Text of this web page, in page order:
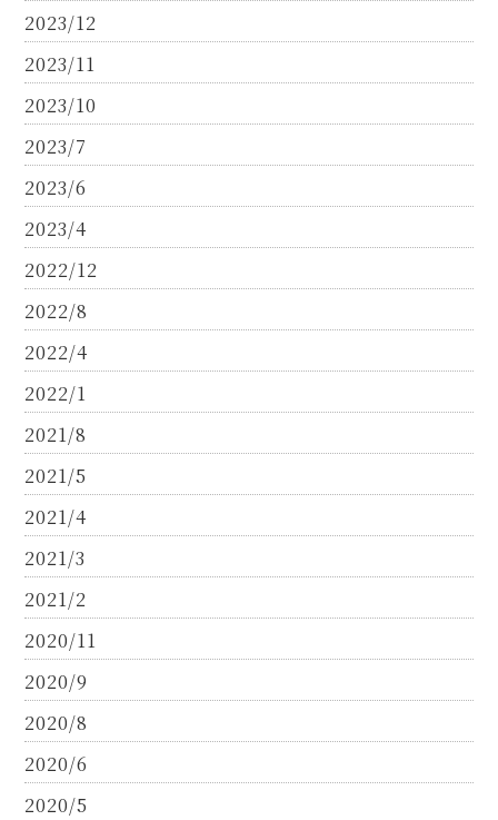
2023/12
2023/11
2023/10
2023/7
2023/6
2023/4
2022/12
2022/8
2022/4
2022/1
2021/8
2021/5
2021/4
2021/3
2021/2
2020/11
2020/9
2020/8
2020/6
2020/5